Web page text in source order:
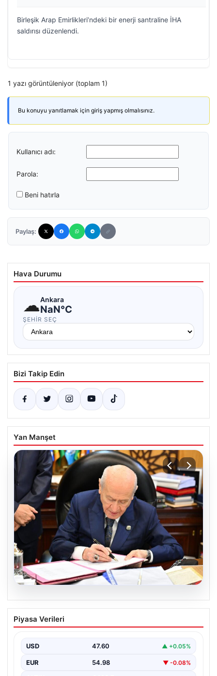
Birleşik Arap Emirlikleri’ndeki bir enerji santraline İHA
saldırısı düzenlendi.
1 yazı görüntüleniyor (toplam 1)
Bu konuyu yanıtlamak için giriş yapmış olmalısınız.
Kullanıcı adı:
Parola:
Beni hatırla
Paylaş:
Hava Durumu
☁Ankara
NaN°C
ŞEHIR SEÇ
Bizi Takip Edin
Yan Manşet
05.08.2026
Bahçeli’den çerçeve yasa açıklaması:
Bin yıllık kardeşliğimiz tescillendi
Piyasa Verileri
USD 47.60 ▲ +0.05%
EUR 54.98 ▼ -0.08%